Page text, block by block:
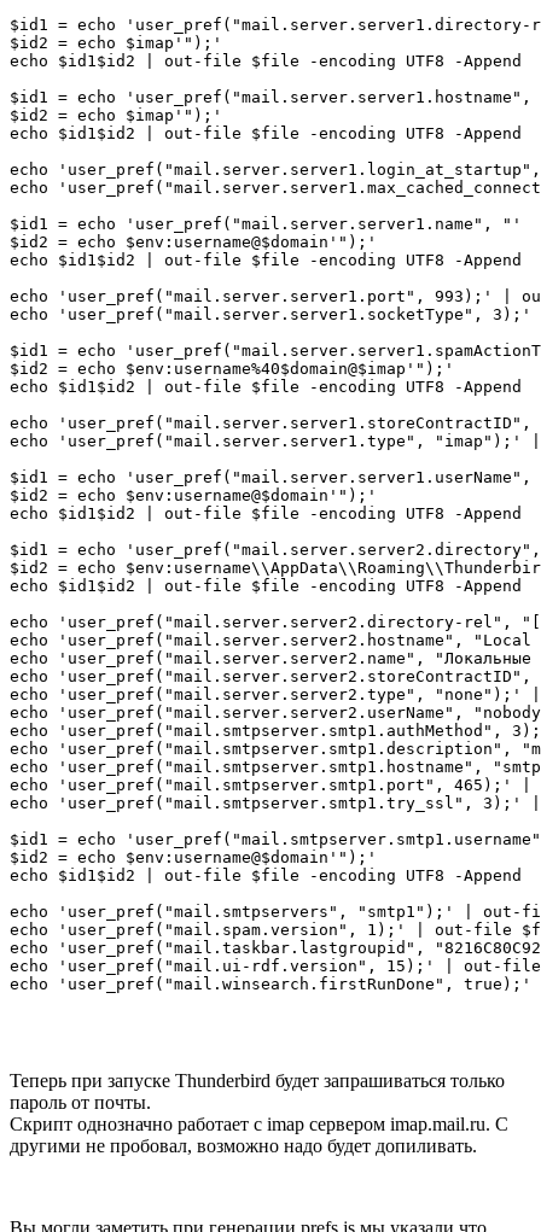
$id1 = echo
$id2 = echo $imap'");'
echo $id1$id2 | out-file $file -encoding UTF8 -Append
$id1 = echo
$id2 = echo $imap'");'
echo $id1$id2 | out-file $file -encoding UTF8 -Append
echo
echo
$id1 = echo 'user_pref("mail.server.server1.name", "'
$id2 = echo $env:username@$domain'");'
echo $id1$id2 | out-file $file -encoding UTF8 -Append
echo 'user_pref("mail.server.server1.port", 993);' |
echo 'user_pref("mail.server.server1.socketType",
$id1 = echo
$id2 = echo $env:username%40$domain@$imap'");'
echo $id1$id2 | out-file $file -encoding UTF8 -Append
echo
echo 'user_pref("mail.server.server1.type", "imap");'
$id1 = echo
$id2 = echo $env:username@$domain'");'
echo $id1$id2 | out-file $file -encoding UTF8 -Append
$id1 = echo
$id2 = echo
echo $id1$id2 | out-file $file -encoding UTF8 -Append
echo 'user_pref("mail.server.server2.directory-rel",
echo 'user_pref("mail.server.server2.hostname",
echo 'user_pref("mail.server.server2.name",
echo
echo 'user_pref("mail.server.server2.type", "none");'
echo 'user_pref("mail.server.server2.userName",
echo 'user_pref("mail.smtpserver.smtp1.authMethod",
echo
echo 'user_pref("mail.smtpserver.smtp1.hostname",
echo 'user_pref("mail.smtpserver.smtp1.port", 465);' |
echo 'user_pref("mail.smtpserver.smtp1.try_ssl", 3);'
$id1 = echo
$id2 = echo $env:username@$domain'");'
echo $id1$id2 | out-file $file -encoding UTF8 -Append
echo 'user_pref("mail.smtpservers", "smtp1");' | out-
echo 'user_pref("mail.spam.version", 1);' | out-file
echo 'user_pref("mail.taskbar.lastgroupid",
echo 'user_pref("mail.ui-rdf.version", 15);' | out-file
echo 'user_pref("mail.winsearch.firstRunDone",
Теперь при запуске Thunderbird будет запрашиваться только
пароль от почты.
Скрипт однозначно работает c imap сервером imap.mail.ru. С
другими не пробовал, возможно надо будет допиливать.